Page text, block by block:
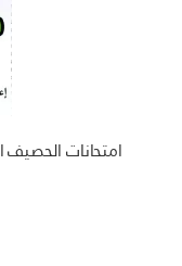
امتحانات الحصيف